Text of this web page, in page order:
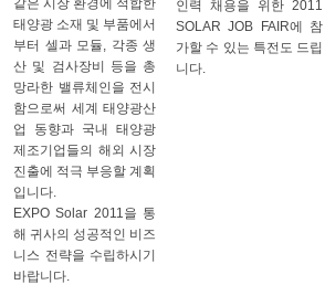
같은 시장 환경에 적합한
태양광 소재 및 부품에서
부터 셀과 모듈, 각종 생
산 및 검사장비 등을 총
망라한 밸류체인을 전시
함으로써 세계 태양광산
업 동향과 국내 태양광
제조기업들의 해외 시장
진출에 적극 부응할 계획
입니다.
EXPO Solar 2011을 통
해 귀사의 성공적인 비즈
니스 전략을 수립하시기
바랍니다.
인력 채용을 위한 2011
SOLAR JOB FAIR에 참
가할 수 있는 특전도 드립
니다.